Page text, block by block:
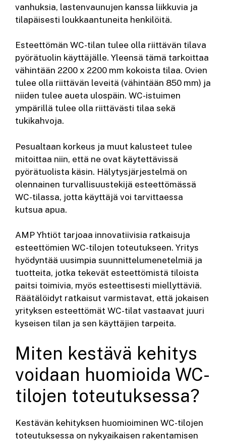
vanhuksia, lastenvaunujen kanssa liikkuvia ja
tilapäisesti loukkaantuneita henkilöitä.
Esteettömän WC-tilan tulee olla riittävän tilava
pyörätuolin käyttäjälle. Yleensä tämä tarkoittaa
vähintään 2200 x 2200 mm kokoista tilaa. Ovien
tulee olla riittävän leveitä (vähintään 850 mm) ja
niiden tulee aueta ulospäin. WC-istuimen
ympärillä tulee olla riittävästi tilaa sekä
tukikahvoja.
Pesualtaan korkeus ja muut kalusteet tulee
mitoittaa niin, että ne ovat käytettävissä
pyörätuolista käsin. Hälytysjärjestelmä on
olennainen turvallisuustekijä esteettömässä
WC-tilassa, jotta käyttäjä voi tarvittaessa
kutsua apua.
AMP Yhtiöt tarjoaa innovatiivisia ratkaisuja
esteettömien WC-tilojen toteutukseen. Yritys
hyödyntää uusimpia suunnittelumenetelmiä ja
tuotteita, jotka tekevät esteettömistä tiloista
paitsi toimivia, myös esteettisesti miellyttäviä.
Räätälöidyt ratkaisut varmistavat, että jokaisen
yrityksen esteettömät WC-tilat vastaavat juuri
kyseisen tilan ja sen käyttäjien tarpeita.
Miten kestävä kehitys
voidaan huomioida WC-
tilojen toteutuksessa?
Kestävän kehityksen huomioiminen WC-tilojen
toteutuksessa on nykyaikaisen rakentamisen